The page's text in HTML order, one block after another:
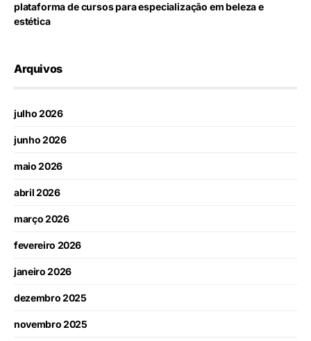
plataforma de cursos para especialização em beleza e
estética
Arquivos
julho 2026
junho 2026
maio 2026
abril 2026
março 2026
fevereiro 2026
janeiro 2026
dezembro 2025
novembro 2025